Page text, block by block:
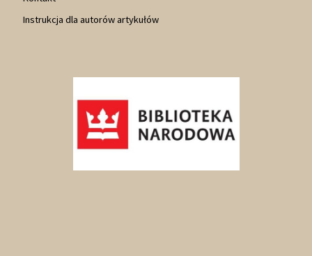
Instrukcja dla autorów artykułów